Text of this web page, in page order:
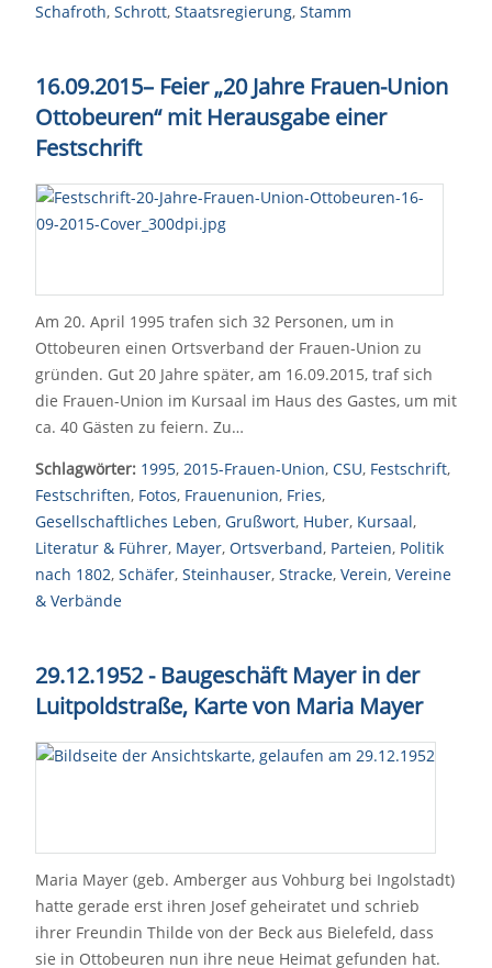
Schafroth, Schrott, Staatsregierung, Stamm
16.09.2015– Feier „20 Jahre Frauen-Union
Ottobeuren“ mit Herausgabe einer
Festschrift
Am 20. April 1995 trafen sich 32 Personen, um in
Ottobeuren einen Ortsverband der Frauen-Union zu
gründen. Gut 20 Jahre später, am 16.09.2015, traf sich
die Frauen-Union im Kursaal im Haus des Gastes, um mit
ca. 40 Gästen zu feiern. Zu…
Schlagwörter: 1995, 2015-Frauen-Union, CSU, Festschrift,
Festschriften, Fotos, Frauenunion, Fries,
Gesellschaftliches Leben, Grußwort, Huber, Kursaal,
Literatur & Führer, Mayer, Ortsverband, Parteien, Politik
nach 1802, Schäfer, Steinhauser, Stracke, Verein, Vereine
& Verbände
29.12.1952 - Baugeschäft Mayer in der
Luitpoldstraße, Karte von Maria Mayer
Maria Mayer (geb. Amberger aus Vohburg bei Ingolstadt)
hatte gerade erst ihren Josef geheiratet und schrieb
ihrer Freundin Thilde von der Beck aus Bielefeld, dass
sie in Ottobeuren nun ihre neue Heimat gefunden hat.